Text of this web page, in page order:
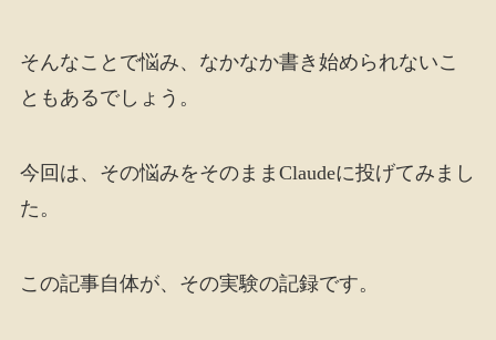
そんなことで悩み、なかなか書き始められないこ
ともあるでしょう。
今回は、その悩みをそのままClaudeに投げてみまし
た。
この記事自体が、その実験の記録です。